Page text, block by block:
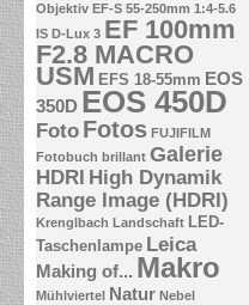
Objektiv EF-S 55-250mm 1:4-5.6
IS D-Lux 3 EF 100mm
F2.8 MACRO
USM EFS 18-55mm EOS
350D EOS 450D
Foto Fotos FUJIFILM
Fotobuch brillant Galerie
HDRI High Dynamik
Range Image (HDRI)
Krenglbach Landschaft LED-
Taschenlampe Leica
Making of... Makro
Mühlviertel Natur Nebel